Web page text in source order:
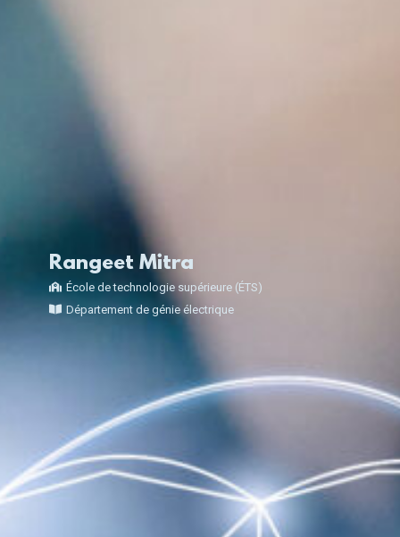
Rangeet Mitra
École de technologie supérieure (ÉTS)
Département de génie électrique